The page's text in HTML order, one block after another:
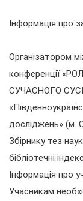
Інформація про
Організатором
конференції
СУЧАСНОГО
досліджень» (м.
Збірнику тез
бібліотечні
Інформація про
Учасникам